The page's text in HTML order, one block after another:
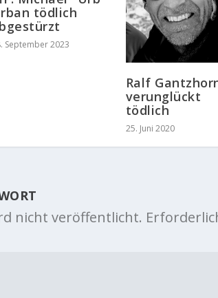
tödlich
September 2023
Ralf
verunglückt
tödlich
25. Juni 2020
nicht veröffentlicht.